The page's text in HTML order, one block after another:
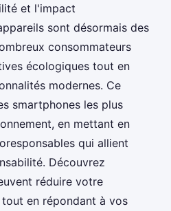
et l'impact
sont désormais des
consommateurs
écologiques tout en
modernes. Ce
smartphones les plus
en mettant en
qui allient
Découvrez
réduire votre
en répondant à vos